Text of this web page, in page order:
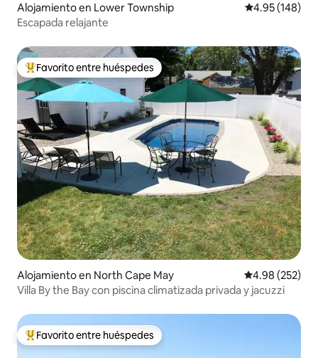
Alojamiento en Lower Township Calificación
4.95 (148)
Escapada relajante
Favorito entre huéspedes preferido
Favorito entre huéspedes
Alojamiento en North Cape May Calificación
4.98 (252)
Villa By the Bay con piscina climatizada privada y jacuzzi
Favorito entre huéspedes preferido
Favorito entre huéspedes